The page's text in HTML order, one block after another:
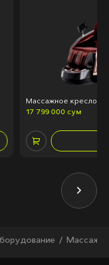
Массажное кресло
17 799 000 сум